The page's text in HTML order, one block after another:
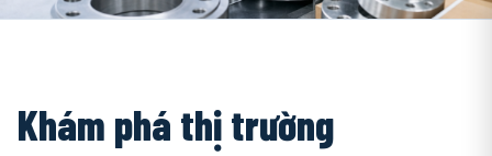
Khám phá thị trường